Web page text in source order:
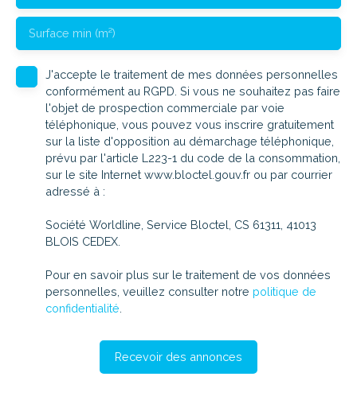
Surface min (m²)
J'accepte le traitement de mes données personnelles
conformément au RGPD. Si vous ne souhaitez pas faire
l'objet de prospection commerciale par voie
téléphonique, vous pouvez vous inscrire gratuitement
sur la liste d'opposition au démarchage téléphonique,
prévu par l'article L223-1 du code de la consommation,
sur le site Internet www.bloctel.gouv.fr ou par courrier
adressé à :
Société Worldline, Service Bloctel, CS 61311, 41013
BLOIS CEDEX.
Pour en savoir plus sur le traitement de vos données
personnelles, veuillez consulter notre politique de
confidentialité
Recevoir des annonces